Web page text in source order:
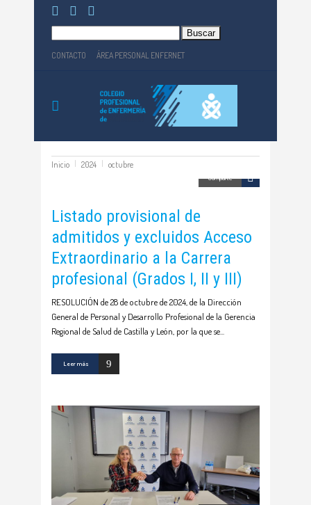
CONTACTO ÁREA PERSONAL ENFERNET
Inicio 2024 octubre
Comparte
Listado provisional de
admitidos y excluidos Acceso
Extraordinario a la Carrera
profesional (Grados I, II y III)
RESOLUCIÓN de 28 de octubre de 2024, de la Dirección
General de Personal y Desarrollo Profesional de la Gerencia
Regional de Salud de Castilla y León, por la que se
Leer más